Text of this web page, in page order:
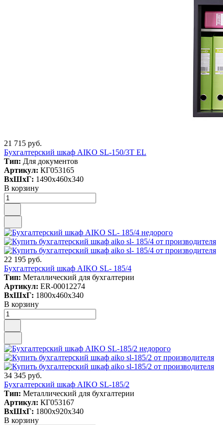
21 715 руб.
Бухгалтерский шкаф AIKO SL-150/3Т EL
Тип: Для документов
Артикул: КГ053165
ВxШxГ: 1490x460x340
В корзину
22 195 руб.
Бухгалтерский шкаф AIKO SL- 185/4
Тип: Металлический для бухгалтерии
Артикул: ER-00012274
ВxШxГ: 1800x460x340
В корзину
34 345 руб.
Бухгалтерский шкаф AIKO SL-185/2
Тип: Металлический для бухгалтерии
Артикул: КГ053167
ВxШxГ: 1800x920x340
В корзину